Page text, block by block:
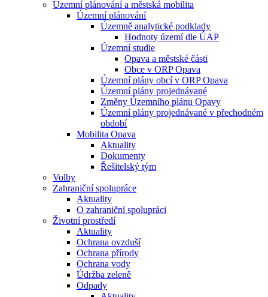
Územní plánování a městská mobilita
Územní plánování
Územně analytické podklady
Hodnoty území dle ÚAP
Územní studie
Opava a městské části
Obce v ORP Opava
Územní plány obcí v ORP Opava
Územní plány projednávané
Změny Územního plánu Opavy
Územní plány projednávané v přechodném
období
Mobilita Opava
Aktuality
Dokumenty
Řešitelský tým
Volby
Zahraniční spolupráce
Aktuality
O zahraniční spolupráci
Životní prostředí
Aktuality
Ochrana ovzduší
Ochrana přírody
Ochrana vody
Údržba zeleně
Odpady